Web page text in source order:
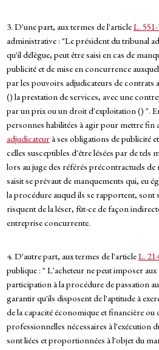
3. D'une part, aux termes de l'articleL.
administrative : "Le président du tribunal
qu'il délègue, peut être saisi en cas de
publicité et de mise en concurrence
par les pouvoirs adjudicateurs de
() la prestation de services, avec une
par un prix ou un droit d'exploitation () ".
personnes habilitées à agir pour mettre fin
adjudicateurà ses obligations de publicité
celles susceptibles d'être lésées par de tels
lors au juge des référés précontractuels
saisit se prévaut de manquements qui, eu
la procédure auquel ils se rapportent, sont
risquent de la léser, fût-ce de façon
entreprise concurrente.
4. D'autre part, aux termes de l'articleL.
publique : " L'acheteur ne peut imposer
participation à la procédure de passation
garantir qu'ils disposent de l'aptitude à
de la capacité économique et financière ou
professionnelles nécessaires à l'exécution
sont liées et proportionnées à l'objet du